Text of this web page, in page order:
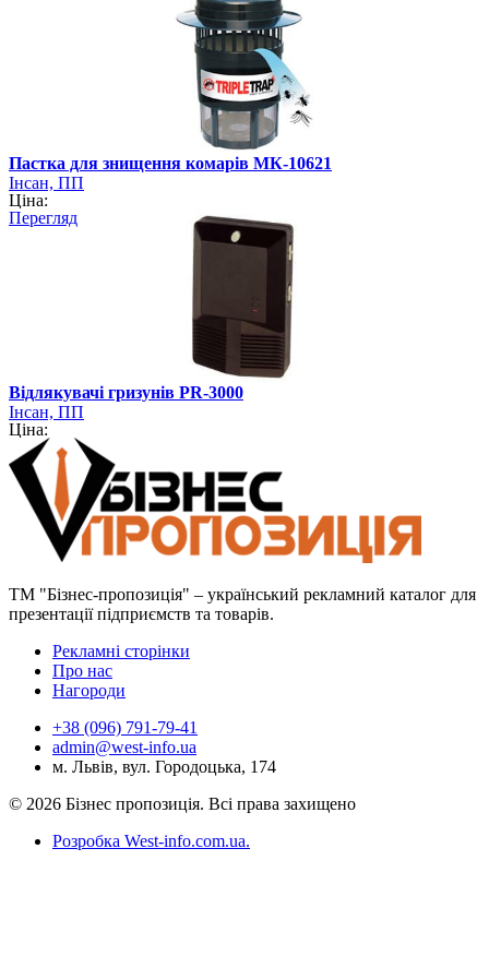
Пастка для знищення комарів МК-10621
Інсан, ПП
Ціна:
Перегляд
Відлякувачі гризунів PR-3000
Інсан, ПП
Ціна:
ТМ "Бізнес-пропозиція" – український рекламний каталог для
презентації підприємств та товарів.
Рекламні сторінки
Про нас
Нагороди
+38 (096) 791-79-41
admin@west-info.ua
м. Львів, вул. Городоцька, 174
© 2026 Бізнес пропозиція. Всі права захищено
Розробка West-info.com.ua.